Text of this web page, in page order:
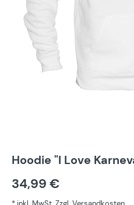
Hoodie "I Love
34,99 €